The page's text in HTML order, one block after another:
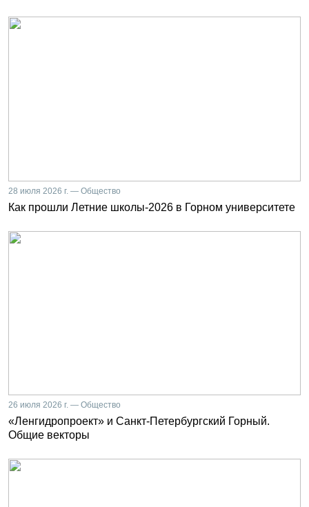
28 июля 2026 г. — Общество
Как прошли Летние школы-2026 в Горном университете
26 июля 2026 г. — Общество
«Ленгидропроект» и Санкт-Петербургский Горный.
Общие векторы